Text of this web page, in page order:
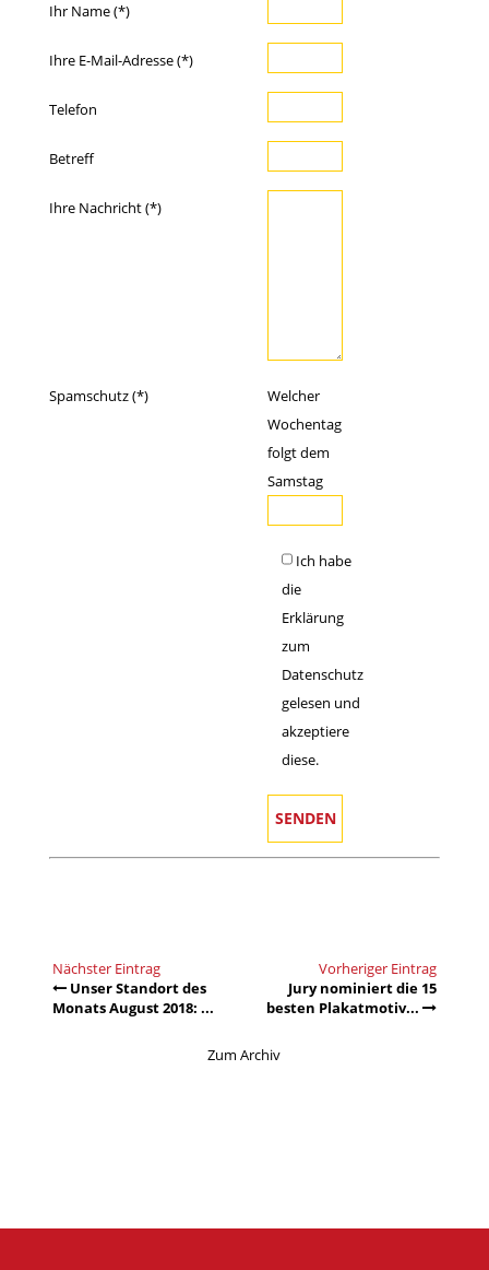
Ihr Name (*)
Ihre E-Mail-Adresse (*)
Telefon
Betreff
Ihre Nachricht (*)
Spamschutz (*)
Welcher
Wochentag
folgt dem
Samstag
Ich habe
die
Erklärung
zum
Datenschutz
gelesen und
akzeptiere
diese.
Nächster Eintrag
Unser Standort des
Monats August 2018: ...
Vorheriger Eintrag
Jury nominiert die 15
besten Plakatmotiv...
Zum Archiv